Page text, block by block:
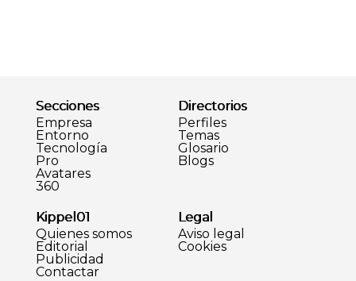
Secciones
Empresa
Entorno
Tecnología
Pro
Avatares
360
Directorios
Perfiles
Temas
Glosario
Blogs
Kippel01
Quienes somos
Editorial
Publicidad
Contactar
Legal
Aviso legal
Cookies